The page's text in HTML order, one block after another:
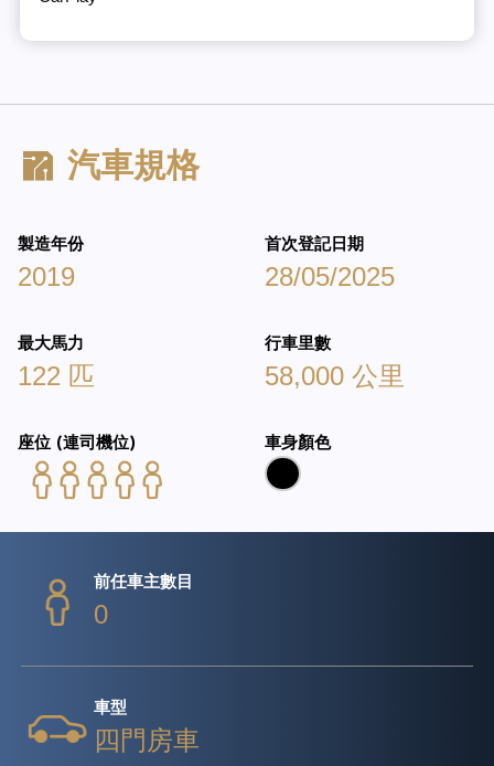
汽車規格
製造年份
2019
首次登記日期
28/05/2025
最大馬力
122 匹
行車里數
58,000 公里
座位 (連司機位) 車身顏色
前任車主數目
0
車型
四門房車